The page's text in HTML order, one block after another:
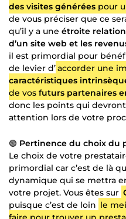
des visites générées pour
de vous préciser que ce
qu’il y a une étroite
d’un site web et les
il est primordial pour
de levier d’accorder une
caractéristiques
de vos futurs partenaires
donc les points qui
attention lors de votre
🟢 Pertinence du choix du
Le choix de votre
primordial car c’est de là
dynamique qui se mettra
votre projet. Vous êtes sur
puisque c’est de loin le